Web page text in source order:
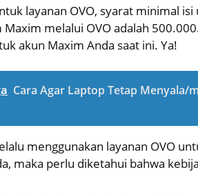
layanan OVO, syarat minimal
melalui OVO adalah
akun Maxim Anda saat ini. Ya!
Cara Agar Laptop Tetap Menyala/
menggunakan layanan OVO
maka perlu diketahui bahwa